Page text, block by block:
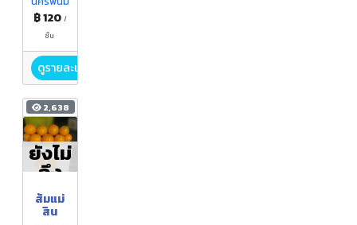
แขม)
฿ 120 /
ชิ้น
ดูรายละเอียด
2,638
ยังไม่
ถึง
ฤดูกา
ล
ส้มแม่
สิน